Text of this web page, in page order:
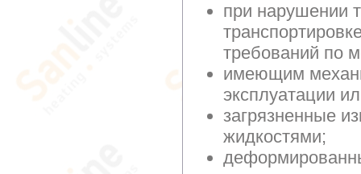
при нарушении
требований по
имеющим
эксплуатации
загрязненные
жидкостями;